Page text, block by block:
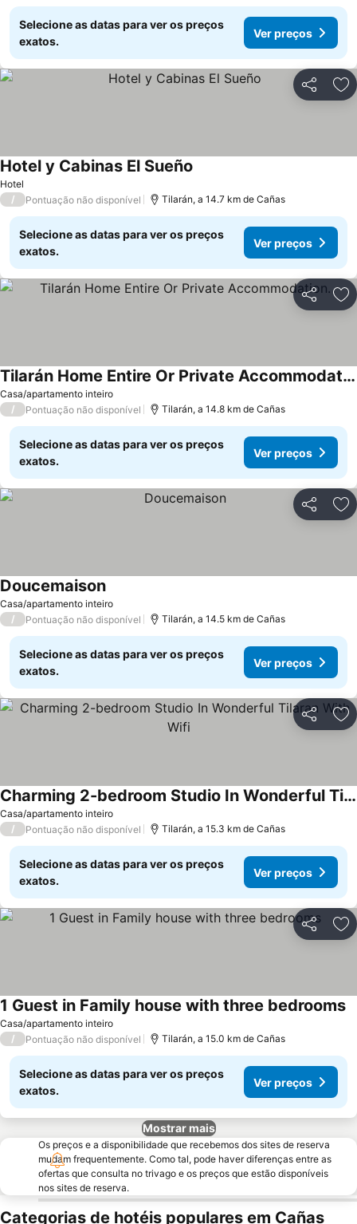
Selecione as datas para ver os preços
exatos.
Ver preços
Partilhar
Hotel
Hotel y Cabinas El Sueño
/ Pontuação não disponível Tilarán, a 14.7 km de Cañas
Selecione as datas para ver os preços
exatos.
Ver preços
Partilhar
Casa/apartamento inteiro
Tilarán Home Entire Or Private Accommodation.
/ Pontuação não disponível Tilarán, a 14.8 km de Cañas
Selecione as datas para ver os preços
exatos.
Ver preços
Partilhar
Casa/apartamento inteiro
Doucemaison
/ Pontuação não disponível Tilarán, a 14.5 km de Cañas
Selecione as datas para ver os preços
exatos.
Ver preços
Partilhar
Casa/apartamento inteiro
Charming 2-bedroom Studio In Wonderful Tilaran With Wifi
/ Pontuação não disponível Tilarán, a 15.3 km de Cañas
Selecione as datas para ver os preços
exatos.
Ver preços
Partilhar
Casa/apartamento inteiro
1 Guest in Family house with three bedrooms
/ Pontuação não disponível Tilarán, a 15.0 km de Cañas
Selecione as datas para ver os preços
exatos.
Ver preços
Mostrar mais
Os preços e a disponibilidade que recebemos dos sites de reserva
mudam frequentemente. Como tal, pode haver diferenças entre as
ofertas que consulta no trivago e os preços que estão disponíveis
nos sites de reserva.
Categorias de hotéis populares em Cañas